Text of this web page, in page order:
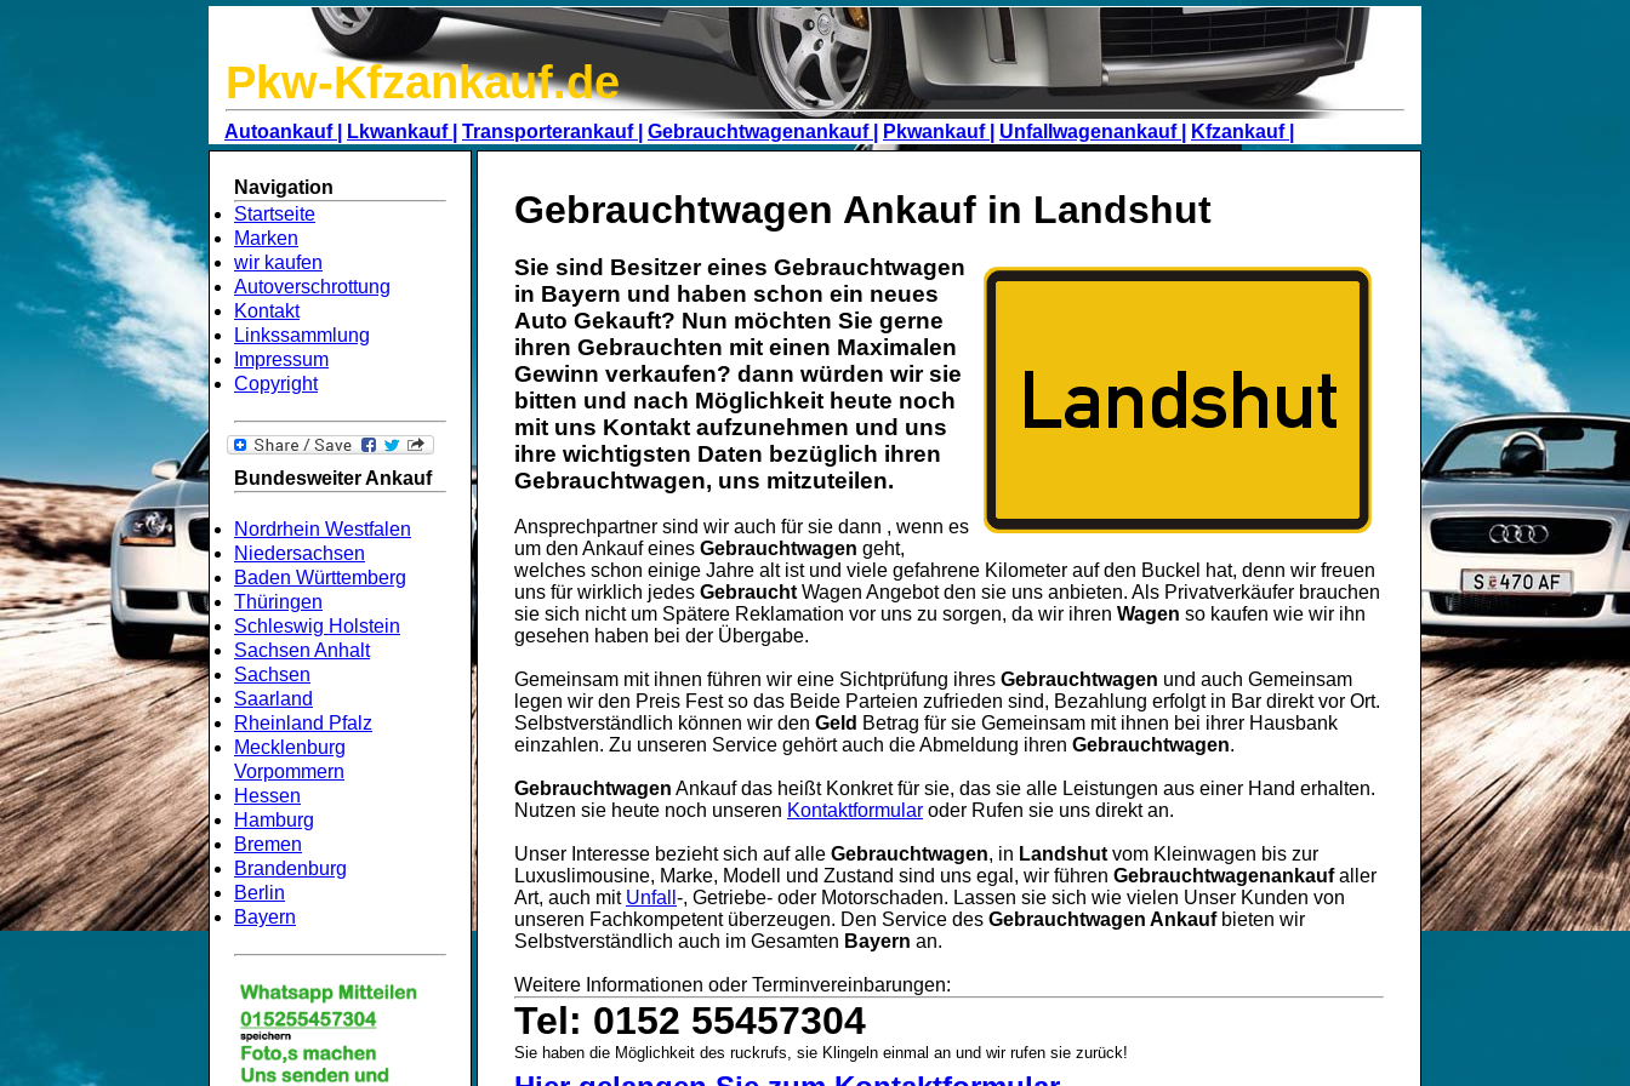
Pkw-Kfzankauf.de
Autoankauf | Lkwankauf | Transporterankauf | Gebrauchtwagenankauf | Pkwankauf | Unfallwagenankauf | Kfzankauf |
Navigation
Startseite
Marken
wir kaufen
Autoverschrottung
Kontakt
Linkssammlung
Impressum
Copyright
Bundesweiter Ankauf
Nordrhein Westfalen
Niedersachsen
Baden Württemberg
Thüringen
Schleswig Holstein
Sachsen Anhalt
Sachsen
Saarland
Rheinland Pfalz
Mecklenburg
Vorpommern
Hessen
Hamburg
Bremen
Brandenburg
Berlin
Bayern
Gebrauchtwagen Ankauf in Landshut
Sie sind Besitzer eines Gebrauchtwagen
in Bayern und haben schon ein neues
Auto Gekauft? Nun möchten Sie gerne
ihren Gebrauchten mit einen Maximalen
Gewinn verkaufen? dann würden wir sie
bitten und nach Möglichkeit heute noch
mit uns Kontakt aufzunehmen und uns
ihre wichtigsten Daten bezüglich ihren
Gebrauchtwagen, uns mitzuteilen.
Ansprechpartner sind wir auch für sie dann , wenn es
um den Ankauf eines Gebrauchtwagen geht,
welches schon einige Jahre alt ist und viele gefahrene Kilometer auf den Buckel hat, denn wir freuen
uns für wirklich jedes Gebraucht Wagen Angebot den sie uns anbieten. Als Privatverkäufer brauchen
sie sich nicht um Spätere Reklamation vor uns zu sorgen, da wir ihren Wagen so kaufen wie wir ihn
gesehen haben bei der Übergabe.
Gemeinsam mit ihnen führen wir eine Sichtprüfung ihres Gebrauchtwagen und auch Gemeinsam
legen wir den Preis Fest so das Beide Parteien zufrieden sind, Bezahlung erfolgt in Bar direkt vor Ort.
Selbstverständlich können wir den Geld Betrag für sie Gemeinsam mit ihnen bei ihrer Hausbank
einzahlen. Zu unseren Service gehört auch die Abmeldung ihren Gebrauchtwagen.
Gebrauchtwagen Ankauf das heißt Konkret für sie, das sie alle Leistungen aus einer Hand erhalten.
Nutzen sie heute noch unseren Kontaktformular oder Rufen sie uns direkt an.
Unser Interesse bezieht sich auf alle Gebrauchtwagen, in Landshut vom Kleinwagen bis zur
Luxuslimousine, Marke, Modell und Zustand sind uns egal, wir führen Gebrauchtwagenankaufaller
Art, auch mit Unfall -, Getriebe- oder Motorschaden. Lassen sie sich wie vielen Unser Kunden von
unseren Fachkompetent überzeugen. Den Service des Gebrauchtwagen Ankaufbieten wir
Selbstverständlich auch im Gesamten Bayern an.
Weitere Informationen oder Terminvereinbarungen:
Tel: 0152 55457304
Sie haben die Möglichkeit des ruckrufs, sie Klingeln einmal an und wir rufen sie zurück!